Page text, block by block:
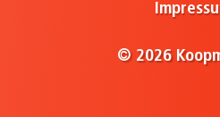
© 2026